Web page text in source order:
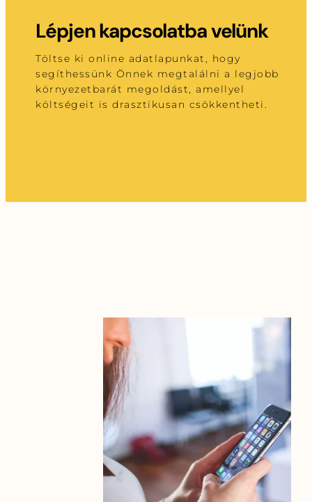
Lépjen kapcsolatba velünk
Töltse ki online adatlapunkat, hogy
segíthessünk Önnek megtalálni a legjobb
környezetbarát megoldást, amellyel
költségeit is drasztikusan csökkentheti.